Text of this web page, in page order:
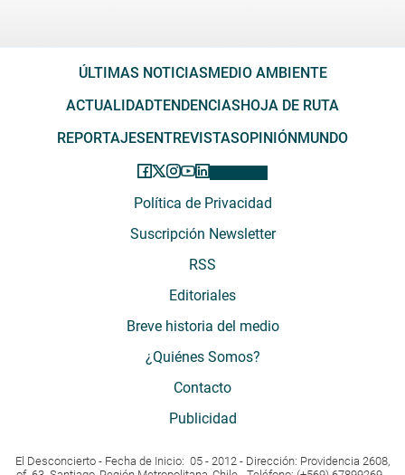
ÚLTIMAS NOTICIASMEDIO AMBIENTE
ACTUALIDADTENDENCIASHOJA DE RUTA
REPORTAJESENTREVISTASOPINIÓNMUNDO
Política de Privacidad
Suscripción Newsletter
RSS
Editoriales
Breve historia del medio
¿Quiénes Somos?
Contacto
Publicidad
El Desconcierto - Fecha de Inicio: 05 - 2012 - Dirección: Providencia 2608,